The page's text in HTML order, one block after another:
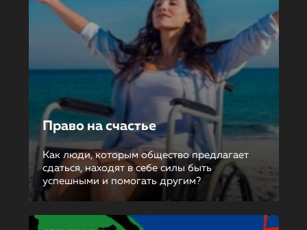
Право на счастье
Как люди, которым общество предлагает
сдаться, находят в себе силы быть
успешными и помогать другим?